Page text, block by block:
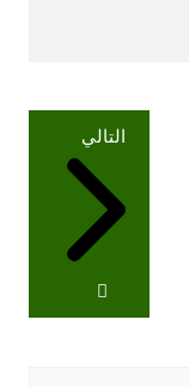
التالي